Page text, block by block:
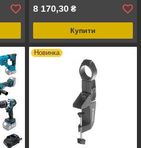
8 170,30 ₴
Купити
Новинка